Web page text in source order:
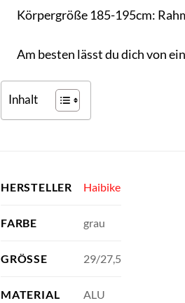
Körpergröße 185-195cm:
Am besten lässt du dich von
Inhalt
HERSTELLER Haibike
FARBE grau
GRÖSSE 29/27,5
MATERIAL ALU